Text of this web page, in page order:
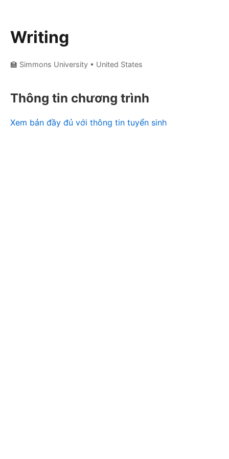
Writing
🏫 Simmons University • United States
Thông tin chương trình
Xem bản đầy đủ với thông tin tuyển sinh